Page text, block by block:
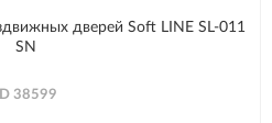
дверей Soft LINE SL-011
SN
ID 38599